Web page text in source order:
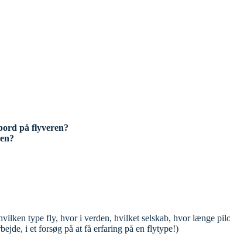
på flyveren?
type fly, hvor i verden, hvilket selskab, hvor længe
i et forsøg på at få erfaring på en flytype!)